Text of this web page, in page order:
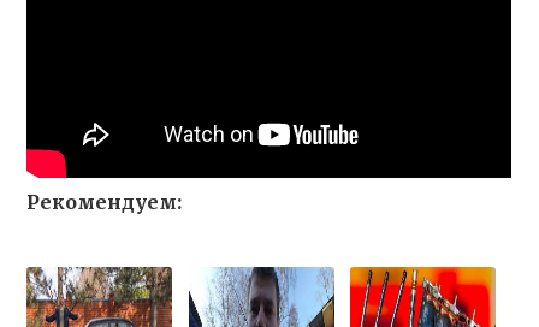
Рекомендуем: